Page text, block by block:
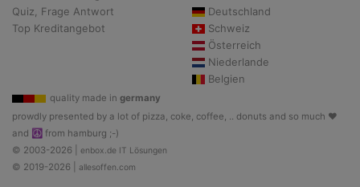
Quiz, Frage Antwort
Top Kreditangebot
Deutschland
Schweiz
Österreich
Niederlande
Belgien
quality made in germany
prowdly presented by a lot of pizza, coke, coffee, .. donuts and so much ♥
and ☮ from hamburg ;-)
© 2003-2026 | enbox.de IT Lösungen
© 2019-2026 | allesoffen.com